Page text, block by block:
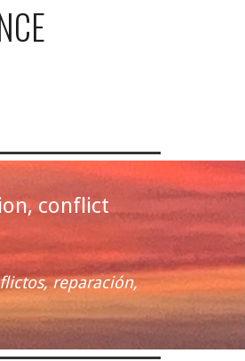
conflict
reparación,